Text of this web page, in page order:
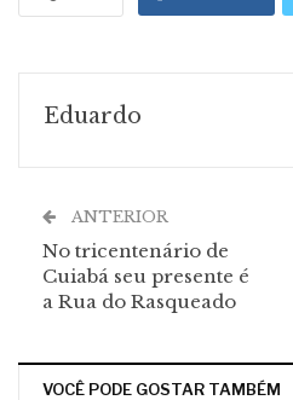
Eduardo
ANTERIOR
No tricentenário de
Cuiabá seu presente é
a Rua do Rasqueado
VOCÊ PODE GOSTAR TAMBÉM